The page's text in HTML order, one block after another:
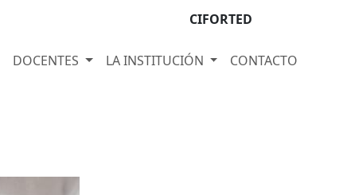
CIFORTED
DOCENTES LA INSTITUCIÓN CONTACTO